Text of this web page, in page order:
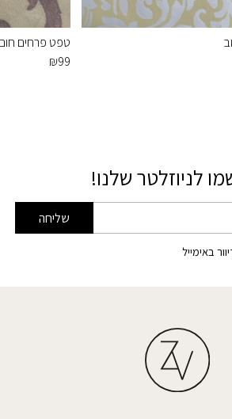
טפט פרחים
₪99
לניוזלטר שלנו!
שליחה
באימייל